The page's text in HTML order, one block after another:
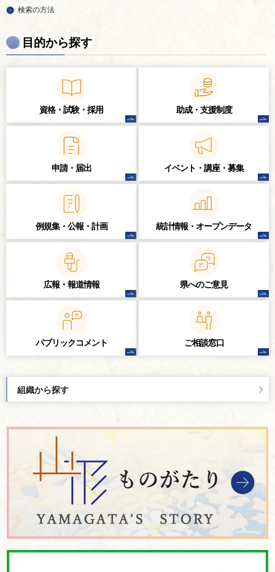
検索の方法
目的から探す
資格・試験・ 採用 助成・支援制度
申請・届出 イベント・講座・ 募集
例規集・公報・計画 統計情報・ オープンデータ
広報・報道情報 県へのご意見
パブリックコメント ご相談窓口
組織から探す